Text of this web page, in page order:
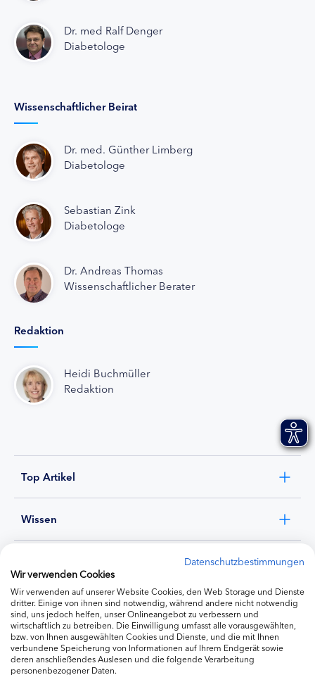
Dr. med Ralf Denger
Diabetologe
Wissenschaftlicher Beirat
Dr. med. Günther Limberg
Diabetologe
Sebastian Zink
Diabetologe
Dr. Andreas Thomas
Wissenschaftlicher Berater
Redaktion
Heidi Buchmüller
Redaktion
Top Artikel
Wissen
Ernährung
Produkte
Datenschutzbestimmungen
Wir verwenden Cookies
Wir verwenden auf unserer Website Cookies, den Web Storage und Dienste
dritter. Einige von ihnen sind notwendig, während andere nicht notwendig
sind, uns jedoch helfen, unser Onlineangebot zu verbessern und
wirtschaftlich zu betreiben. Die Einwilligung umfasst alle vorausgewählten,
bzw. von Ihnen ausgewählten Cookies und Dienste, und die mit Ihnen
verbundene Speicherung von Informationen auf Ihrem Endgerät sowie
deren anschließendes Auslesen und die folgende Verarbeitung
personenbezogener Daten.